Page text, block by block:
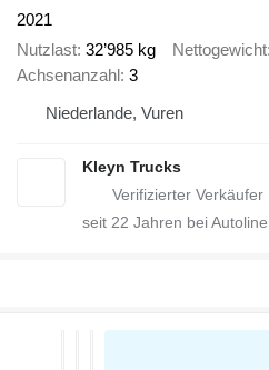
2021
Nutzlast 32’985 kg Nettogewicht
Achsenanzahl 3
Niederlande, Vuren
Kleyn Trucks
seit 22 Jahren bei Autoline